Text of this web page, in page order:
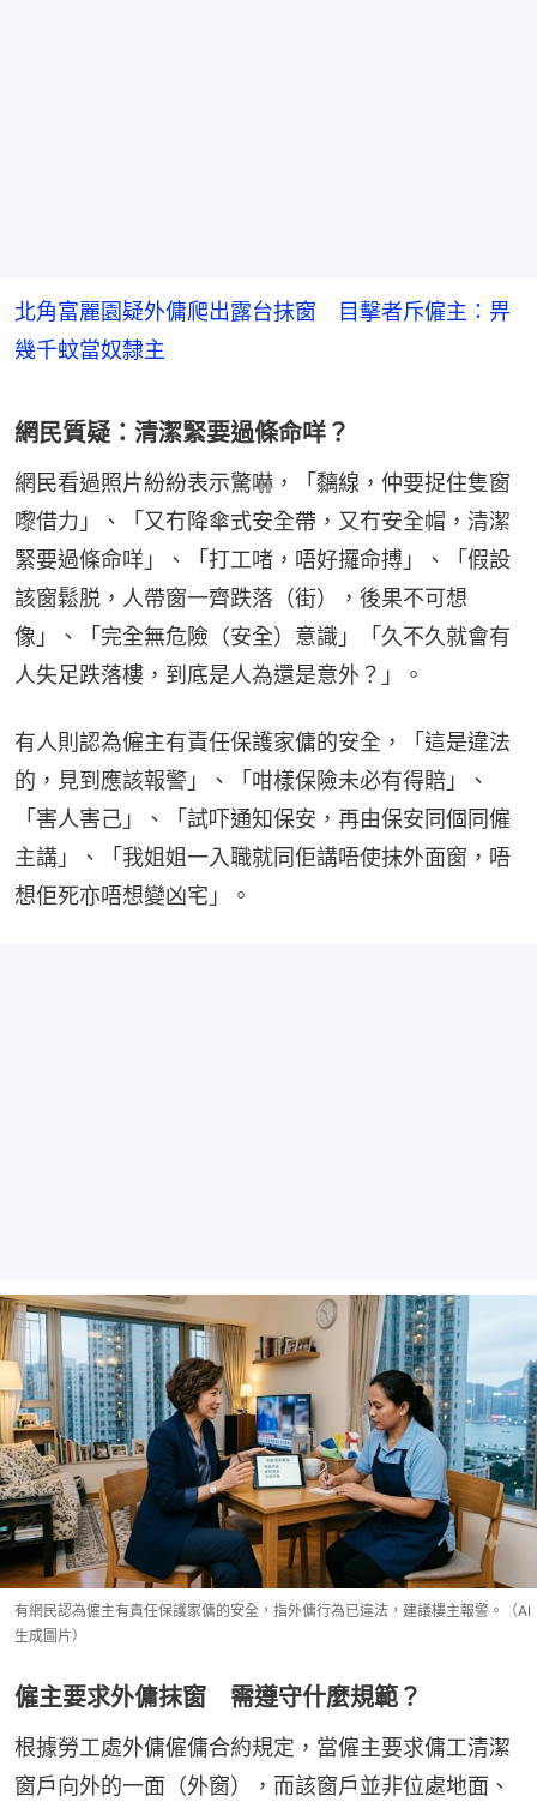
北角富麗園疑外傭爬出露台抹窗 目擊者斥僱主：畀
幾千蚊當奴隸主
網民質疑：清潔緊要過條命咩？
網民看過照片紛紛表示驚嚇，「黐線，仲要捉住隻窗
嚟借力」、「又冇降傘式安全帶，又冇安全帽，清潔
緊要過條命咩」、「打工啫，唔好攞命搏」、「假設
該窗鬆脱，人帶窗一齊跌落（街），後果不可想
像」、「完全無危險（安全）意識」「久不久就會有
人失足跌落樓，到底是人為還是意外？」。
有人則認為僱主有責任保護家傭的安全，「這是違法
的，見到應該報警」、「咁樣保險未必有得賠」、
「害人害己」、「試吓通知保安，再由保安同個同僱
主講」、「我姐姐一入職就同佢講唔使抹外面窗，唔
想佢死亦唔想變凶宅」。
有網民認為僱主有責任保護家傭的安全，指外傭行為已違法，建議樓主報警。（AI
生成圖片）
僱主要求外傭抹窗 需遵守什麼規範？
根據勞工處外傭僱傭合約規定，當僱主要求傭工清潔
窗戶向外的一面（外窗），而該窗戶並非位處地面、